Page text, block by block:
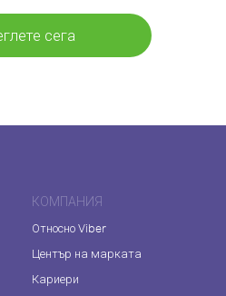
сега
КОМПАНИЯ
Относно Viber
Център на марката
Кариери